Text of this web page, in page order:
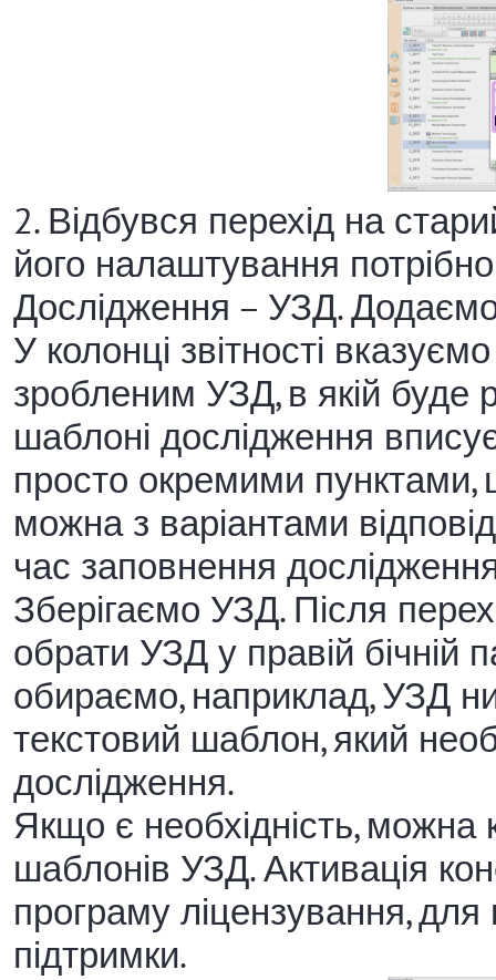
2. Відбувся перехід на
його налаштування
Дослідження – УЗД.
У колонці звітності
зробленим УЗД, в якій буде
шаблоні дослідження
просто окремими пунктами,
можна з варіантами
час заповнення
Зберігаємо УЗД. Після
обрати УЗД у правій бічній
обираємо, наприклад, УЗД
текстовий шаблон, який
дослідження.
Якщо є необхідність, можна
шаблонів УЗД. Активація
програму ліцензування, для
підтримки.